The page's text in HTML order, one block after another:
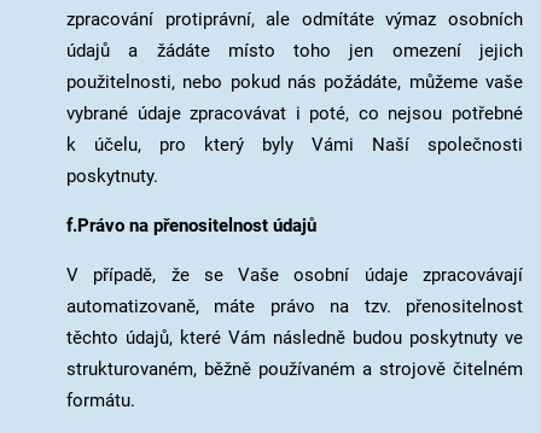
zpracování protiprávní, ale odmítáte výmaz osobních
údajů a žádáte místo toho jen omezení jejich
použitelnosti, nebo pokud nás požádáte, můžeme vaše
vybrané údaje zpracovávat i poté, co nejsou potřebné
k účelu, pro který byly Vámi Naší společnosti
poskytnuty.
f.Právo na přenositelnost údajů
V případě, že se Vaše osobní údaje zpracovávají
automatizovaně, máte právo na tzv. přenositelnost
těchto údajů, které Vám následně budou poskytnuty ve
strukturovaném, běžně používaném a strojově čitelném
formátu.